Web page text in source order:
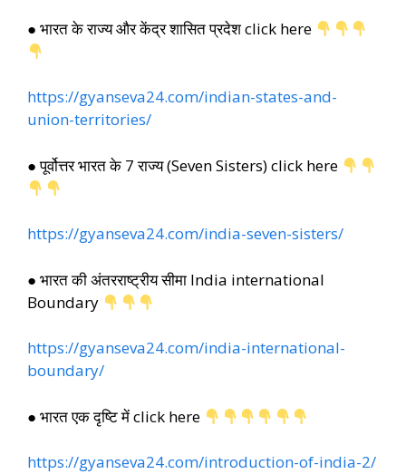
● भारत के राज्य और केंद्र शासित प्रदेश click here
https://gyanseva24.com/indian-states-and-
union-territories/
● पूर्वोत्तर भारत के 7 राज्य (Seven Sisters) click here
https://gyanseva24.com/india-seven-sisters/
● भारत की अंतरराष्ट्रीय सीमा India international
Boundary
https://gyanseva24.com/india-international-
boundary/
● भारत एक दृष्टि में click here
https://gyanseva24.com/introduction-of-india-2/